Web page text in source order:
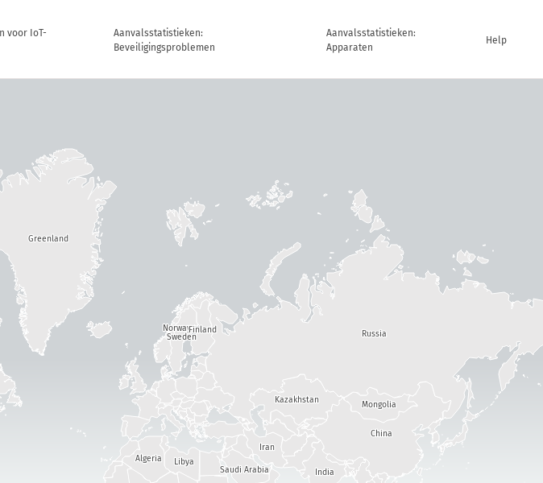
voor IoT-
Aanvalsstatistieken:
Beveiligingsproblemen
Aanvalsstatistieken:
Apparaten
Help
India
China
Kazakhstan Mongolia
Russia
Norway
Sweden
Finland
Libya
Iran
Saudi Arabia
Algeria
Greenland